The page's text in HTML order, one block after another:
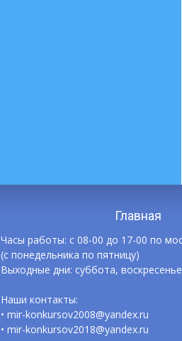
Главная
Часы работы: с 08-00 до 17-00 по
(с понедельника по пятницу)
Выходные дни: суббота, воскресенье
Наши контакты:
• mir-konkursov2008@yandex.ru
• mir-konkursov2018@yandex.ru